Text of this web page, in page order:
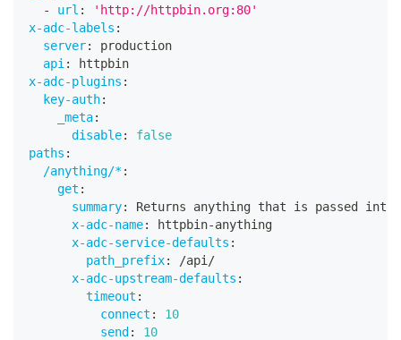
-
url :
'http://httpbin.org:80'
x-adc-labels :
server:
production
api :
httpbin
x-adc-plugins :
key-auth:
_meta:
disable:
false
paths :
/anything/*:
get :
summary:
Returns anything that is passed into
x-adc-name: httpbin-anything
x-adc-service-defaults :
path_prefix:
/api/
x-adc-upstream-defaults :
timeout :
connect :
10
send :
10